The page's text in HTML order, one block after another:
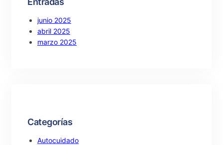
junio 2025
abril 2025
marzo 2025
Categorías
Autocuidado